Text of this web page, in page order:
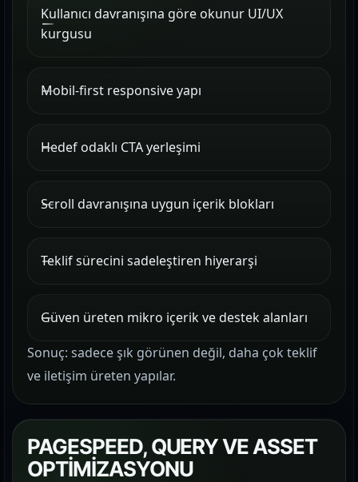
Kullanıcı davranışına göre okunur UI/UX
kurgusu
Mobil-first responsive yapı
Hedef odaklı CTA yerleşimi
Scroll davranışına uygun içerik blokları
Teklif sürecini sadeleştiren hiyerarşi
Güven üreten mikro içerik ve destek alanları
Sonuç: sadece şık görünen değil, daha çok teklif
ve iletişim üreten yapılar.
PAGESPEED, QUERY VE ASSET
OPTİMİZASYONU